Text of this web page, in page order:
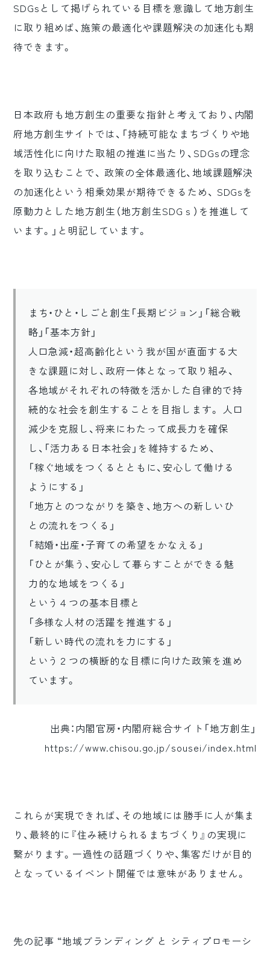
SDGsとして掲げられている目標を意識して地方創生
に取り組めば、施策の最適化や課題解決の加速化も期
待できます。
日本政府も地方創生の重要な指針と考えており、内閣
府地方創生サイトでは、「持続可能なまちづくりや地
域活性化に向けた取組の推進に当たり、SDGsの理念
を取り込むことで、 政策の全体最適化、地域課題解決
の加速化という相乗効果が期待できるため、 SDGsを
原動力とした地方創生（地方創生SDGｓ）を推進して
います。」と明記しています。
まち・ひと・しごと創生「長期ビジョン」「総合戦
略」「基本方針」
人口急減・超高齢化という我が国が直面する大
きな課題に対し、政府一体となって取り組み、
各地域がそれぞれの特徴を活かした自律的で持
続的な社会を創生することを目指します。 人口
減少を克服し、将来にわたって成長力を確保
し、「活力ある日本社会」を維持するため、
「稼ぐ地域をつくるとともに、安心して働ける
ようにする」
「地方とのつながりを築き、地方への新しいひ
との流れをつくる」
「結婚・出産・子育ての希望をかなえる」
「ひとが集う、安心して暮らすことができる魅
力的な地域をつくる」
という４つの基本目標と
「多様な人材の活躍を推進する」
「新しい時代の流れを力にする」
という２つの横断的な目標に向けた政策を進め
ています。
出典：内閣官房・内閣府総合サイト「地方創生」
https://www.chisou.go.jp/sousei/index.html
これらが実現できれば、その地域には勝手に人が集ま
り、最終的に『住み続けられるまちづくり』の実現に
繋がります。一過性の話題づくりや、集客だけが目的
となっているイベント開催では意味がありません。
先の記事 “地域ブランディング と シティプロモーシ